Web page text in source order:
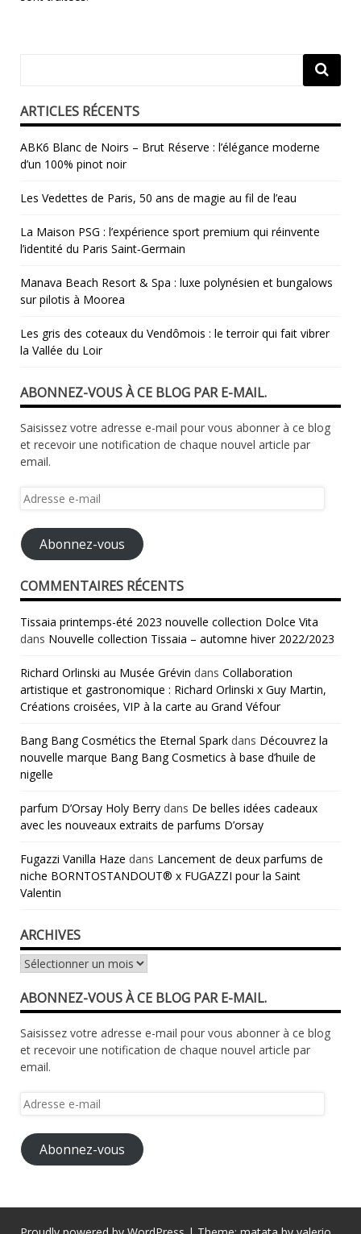
ARTICLES RÉCENTS
ABK6 Blanc de Noirs – Brut Réserve : l’élégance moderne
d’un 100% pinot noir
Les Vedettes de Paris, 50 ans de magie au fil de l’eau
La Maison PSG : l’expérience sport premium qui réinvente
l’identité du Paris Saint‑Germain
Manava Beach Resort & Spa : luxe polynésien et bungalows
sur pilotis à Moorea
Les gris des coteaux du Vendômois : le terroir qui fait vibrer
la Vallée du Loir
ABONNEZ-VOUS À CE BLOG PAR E-MAIL.
Saisissez votre adresse e-mail pour vous abonner à ce blog
et recevoir une notification de chaque nouvel article par
email.
Adresse
mail
Abonnez-vous
COMMENTAIRES RÉCENTS
Tissaia printemps-été 2023 nouvelle collection Dolce Vita
dans Nouvelle collection Tissaia – automne hiver 2022/2023
Richard Orlinski au Musée Grévin dans Collaboration
artistique et gastronomique : Richard Orlinski x Guy Martin,
Créations croisées, VIP à la carte au Grand Véfour
Bang Bang Cosmétics the Eternal Spark dans Découvrez la
nouvelle marque Bang Bang Cosmetics à base d’huile de
nigelle
parfum D’Orsay Holy Berry dans De belles idées cadeaux
avec les nouveaux extraits de parfums D’orsay
Fugazzi Vanilla Haze dans Lancement de deux parfums de
niche BORNTOSTANDOUT® x FUGAZZI pour la Saint
Valentin
ARCHIVES
Archives
ABONNEZ-VOUS À CE BLOG PAR E-MAIL.
Saisissez votre adresse e-mail pour vous abonner à ce blog
et recevoir une notification de chaque nouvel article par
email.
Adresse
mail
Abonnez-vous